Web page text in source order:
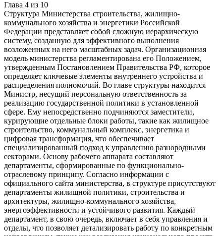
Глава 4 из 10
Структура Министерства строительства, жилищно-
коммунального хозяйства и энергетики Российской
Федерации представляет собой сложную иерархическую
систему, созданную для эффективного выполнения
возложенных на него масштабных задач. Организационная
модель министерства регламентирована его Положением,
утвержденным Постановлением Правительства РФ, которое
определяет ключевые элементы внутреннего устройства и
распределения полномочий. Во главе структуры находится
Министр, несущий персональную ответственность за
реализацию государственной политики в установленной
сфере. Ему непосредственно подчиняются заместители,
курирующие отдельные блоки работы, такие как жилищное
строительство, коммунальный комплекс, энергетика и
цифровая трансформация, что обеспечивает
специализированный подход к управлению разнородными
секторами. Основу рабочего аппарата составляют
департаменты, сформированные по функционально-
отраслевому принципу. Согласно информации с
официального сайта министерства, в структуре присутствуют
департаменты жилищной политики, строительства и
архитектуры, жилищно-коммунального хозяйства,
энергоэффективности и устойчивого развития. Каждый
департамент, в свою очередь, включает в себя управления и
отделы, что позволяет детализировать работу по конкретным